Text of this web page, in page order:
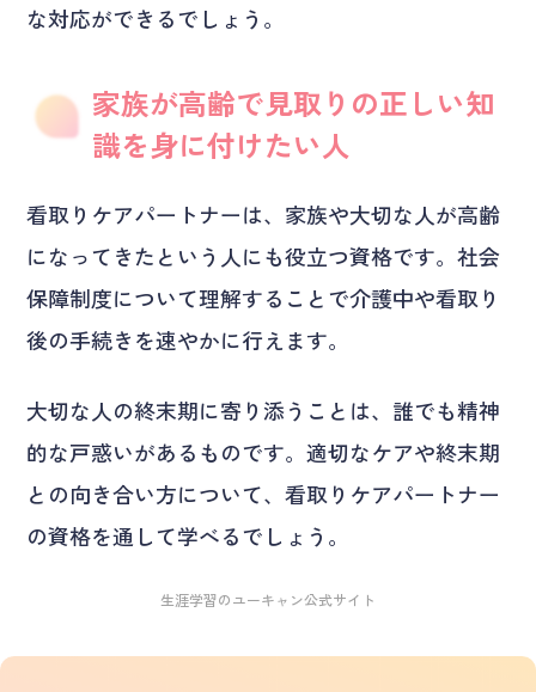
な対応ができるでしょう。
家族が高齢で見取りの正しい知
識を身に付けたい人
看取りケアパートナーは、家族や大切な人が高齢
になってきたという人にも役立つ資格です。社会
保障制度について理解することで介護中や看取り
後の手続きを速やかに行えます。
大切な人の終末期に寄り添うことは、誰でも精神
的な戸惑いがあるものです。適切なケアや終末期
との向き合い方について、看取りケアパートナー
の資格を通して学べるでしょう。
生涯学習のユーキャン公式サイト